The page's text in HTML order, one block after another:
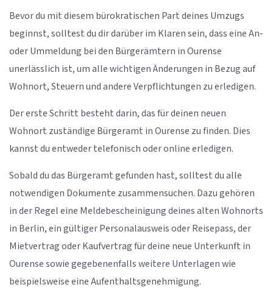
Bevor du mit diesem bürokratischen Part deines Umzugs
beginnst, solltest du dir darüber im Klaren sein, dass eine An-
oder Ummeldung bei den Bürgerämtern in Ourense
unerlässlich ist, um alle wichtigen Änderungen in Bezug auf
Wohnort, Steuern und andere Verpflichtungen zu erledigen.
Der erste Schritt besteht darin, das für deinen neuen
Wohnort zuständige Bürgeramt in Ourense zu finden. Dies
kannst du entweder telefonisch oder online erledigen.
Sobald du das Bürgeramt gefunden hast, solltest du alle
notwendigen Dokumente zusammensuchen. Dazu gehören
in der Regel eine Meldebescheinigung deines alten Wohnorts
in Berlin, ein gültiger Personalausweis oder Reisepass, der
Mietvertrag oder Kaufvertrag für deine neue Unterkunft in
Ourense sowie gegebenenfalls weitere Unterlagen wie
beispielsweise eine Aufenthaltsgenehmigung.